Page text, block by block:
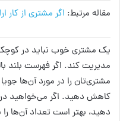
مقاله مرتبط: اگر مشتری از کار
یک مشتری خوب نباید در
مدیریت کند. اگر فهرست بلند
مشتری‌تان را در مورد آن‌ها